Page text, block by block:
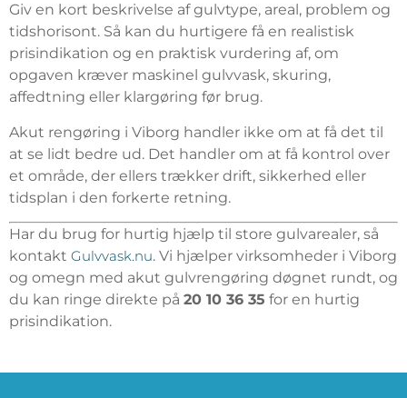
Giv en kort beskrivelse af gulvtype, areal, problem og
tidshorisont. Så kan du hurtigere få en realistisk
prisindikation og en praktisk vurdering af, om
opgaven kræver maskinel gulvvask, skuring,
affedtning eller klargøring før brug.
Akut rengøring i Viborg handler ikke om at få det til
at se lidt bedre ud. Det handler om at få kontrol over
et område, der ellers trækker drift, sikkerhed eller
tidsplan i den forkerte retning.
Har du brug for hurtig hjælp til store gulvarealer, så
kontakt Gulvvask.nu. Vi hjælper virksomheder i Viborg
og omegn med akut gulvrengøring døgnet rundt, og
du kan ringe direkte på 20 10 36 35 for en hurtig
prisindikation.